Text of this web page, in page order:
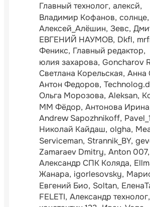
Главный технолог алексй
Владимир Кофанов солнце
Алексей_Алёшин Зевс
ЕВГЕНИЙ НАУМОВ Dkfl
Феникс Главный редактор
юлия захарова Goncharov
Светлана Корельская Анна
Антон Федоров Technolog.d
Ольга Морозова Aleksan
ММ Фёдор Антонова Ирина
Andrew Sapozhnikoff Pavel_1
Николай Кайдаш olgha
Serviceman Strannik_BY
Zamaraev Dmitry Anton 007
Александр СПК Коляда
Жанара igorlesovsky
Евгений Био Soltan
FELETI Александр технолог